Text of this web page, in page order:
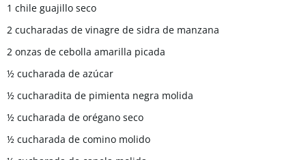
1 chile guajillo seco
2 cucharadas de vinagre de sidra de manzana
2 onzas de cebolla amarilla picada
½ cucharada de azúcar
½ cucharadita de pimienta negra molida
½ cucharada de orégano seco
½ cucharada de comino molido